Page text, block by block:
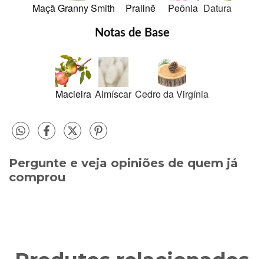
Maçã Granny Smith Pralinê Peônia Datura
Notas de Base
Macieira Almíscar Cedro da Virgínia
Pergunte e veja opiniões de quem já
comprou